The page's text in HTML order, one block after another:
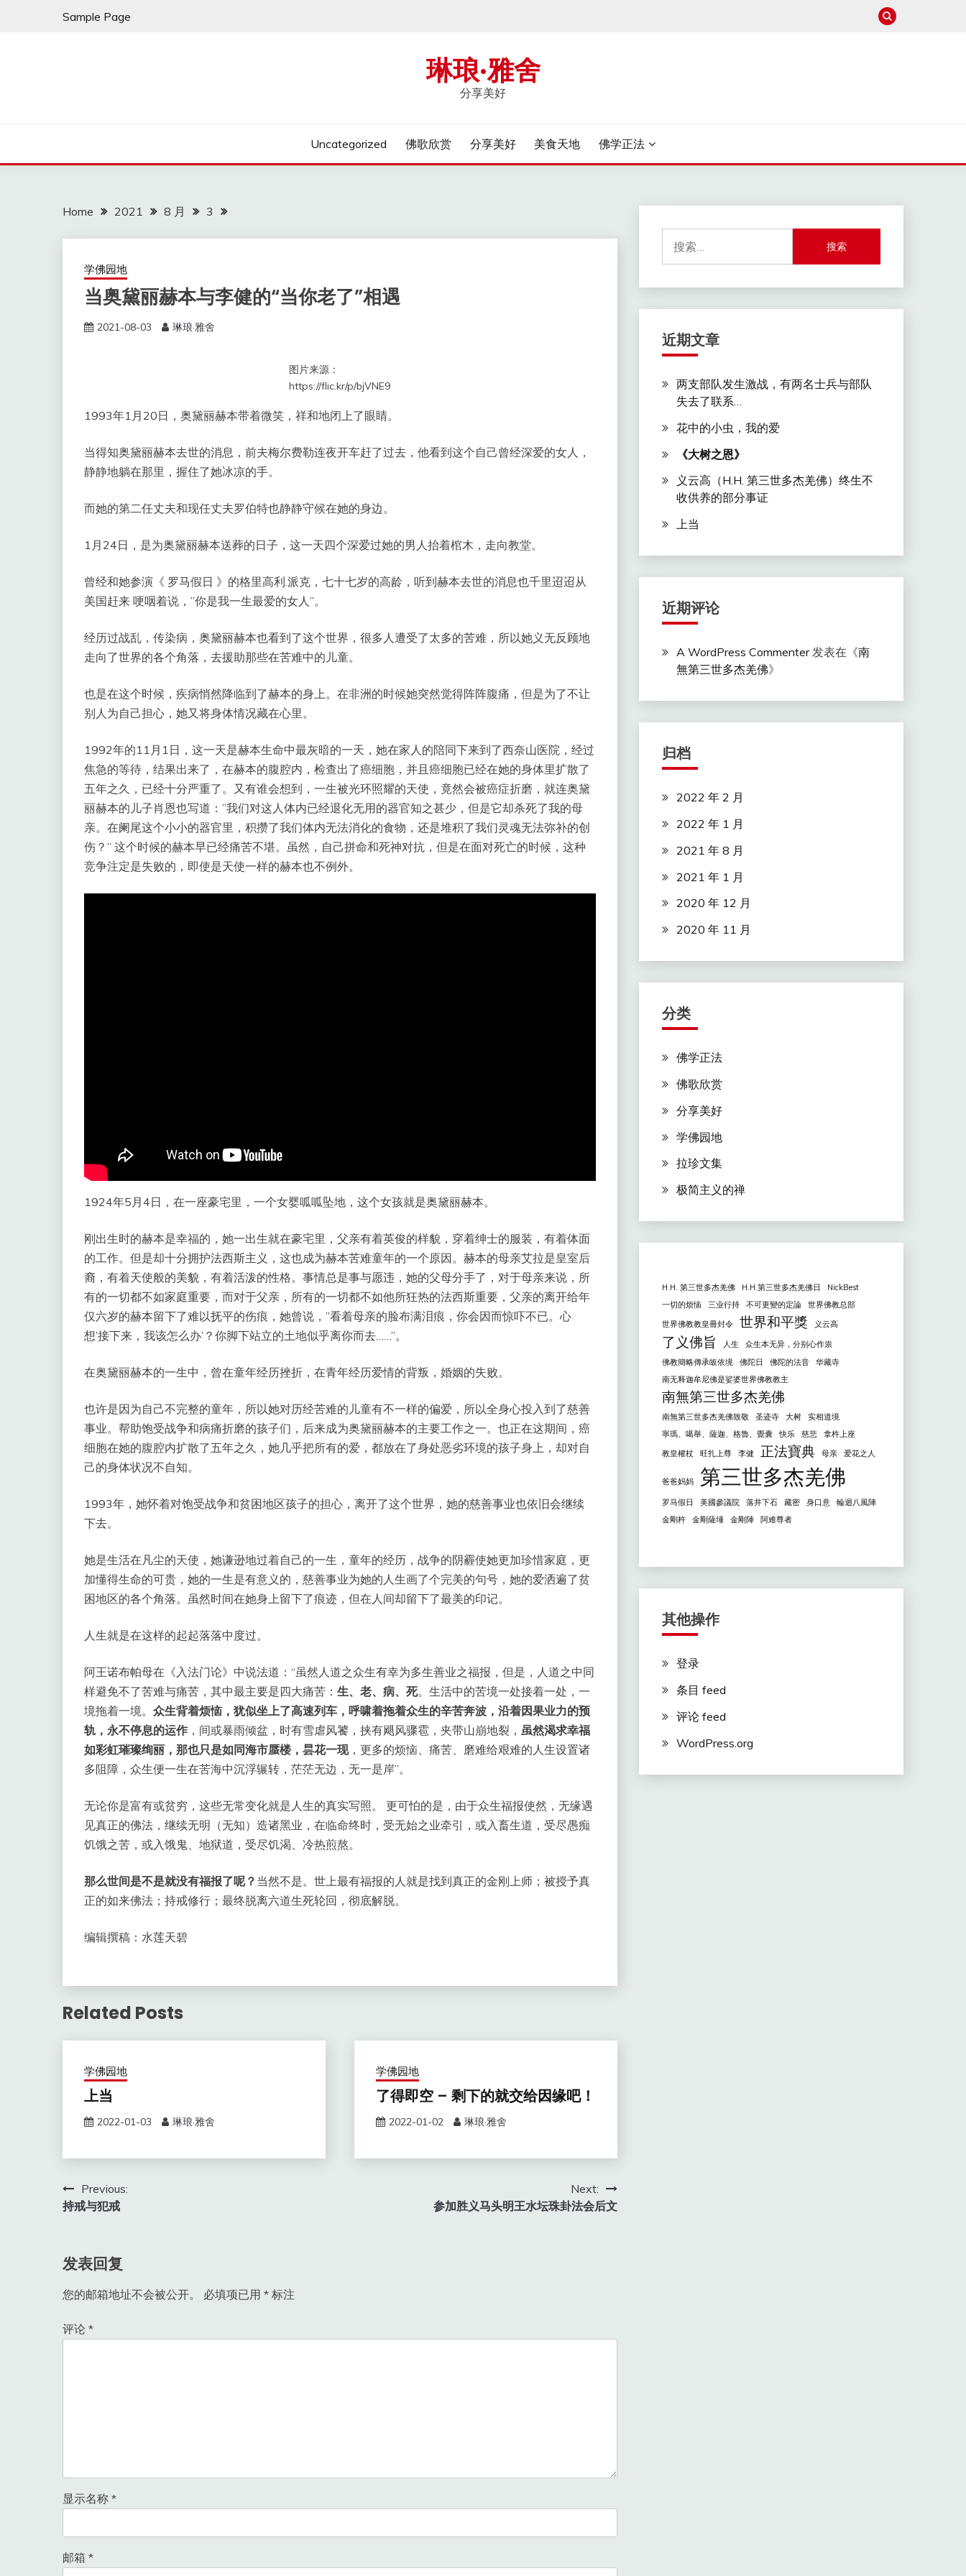
Sample Page
琳琅·雅舍
分享美好
Uncategorized 佛歌欣赏 分享美好 美食天地 佛学正法
Home 2021 8 月 3
学佛园地
当奥黛丽赫本与李健的“当你老了”相遇
2021-08-03 琳琅·雅舍
图片来源：
https://flic.kr/p/bjVNE9
1993年1月20日，奥黛丽赫本带着微笑，祥和地闭上了眼睛。
当得知奥黛丽赫本去世的消息，前夫梅尔费勒连夜开车赶了过去，他看到这个自己曾经深爱的女人，
静静地躺在那里，握住了她冰凉的手。
而她的第二任丈夫和现任丈夫罗伯特也静静守候在她的身边。
1月24日，是为奥黛丽赫本送葬的日子，这一天四个深爱过她的男人抬着棺木，走向教堂。
曾经和她参演《 罗马假日 》的格里高利.派克，七十七岁的高龄，听到赫本去世的消息也千里迢迢从
美国赶来 哽咽着说，”你是我一生最爱的女人”。
经历过战乱，传染病，奥黛丽赫本也看到了这个世界，很多人遭受了太多的苦难，所以她义无反顾地
走向了世界的各个角落，去援助那些在苦难中的儿童。
也是在这个时候，疾病悄然降临到了赫本的身上。在非洲的时候她突然觉得阵阵腹痛，但是为了不让
别人为自己担心，她又将身体情况藏在心里。
1992年的11月1日，这一天是赫本生命中最灰暗的一天，她在家人的陪同下来到了西奈山医院，经过
焦急的等待，结果出来了，在赫本的腹腔内，检查出了癌细胞，并且癌细胞已经在她的身体里扩散了
五年之久，已经十分严重了。又有谁会想到，一生被光环照耀的天使，竟然会被癌症折磨，就连奥黛
丽赫本的儿子肖恩也写道：”我们对这人体内已经退化无用的器官知之甚少，但是它却杀死了我的母
亲。在阑尾这个小小的器官里，积攒了我们体内无法消化的食物，还是堆积了我们灵魂无法弥补的创
伤？” 这个时候的赫本早已经痛苦不堪。虽然，自己拼命和死神对抗，但是在面对死亡的时候，这种
竞争注定是失败的，即使是天使一样的赫本也不例外。
1924年5月4日，在一座豪宅里，一个女婴呱呱坠地，这个女孩就是奥黛丽赫本。
刚出生时的赫本是幸福的，她一出生就在豪宅里，父亲有着英俊的样貌，穿着绅士的服装，有着体面
的工作。但是却十分拥护法西斯主义，这也成为赫本苦难童年的一个原因。赫本的母亲艾拉是皇室后
裔，有着天使般的美貌，有着活泼的性格。事情总是事与愿违，她的父母分手了，对于母亲来说，所
有的一切都不如家庭重要，而对于父亲，所有的一切都不如他所狂热的法西斯重要，父亲的离开给年
仅六岁的赫本留下了难以抚平的伤痕，她曾说，”看着母亲的脸布满泪痕，你会因而惊吓不已。心
想’接下来，我该怎么办’？你脚下站立的土地似乎离你而去……”。
在奥黛丽赫本的一生中，曾在童年经历挫折，在青年经历爱情的背叛，婚姻的失败。
也许是因为自己不完整的童年，所以她对历经苦难的儿童有不一样的偏爱，所以全身心投入到了慈善
事业。帮助饱受战争和病痛折磨的孩子们，后来成为奥黛丽赫本的主要工作之一。也正在这期间，癌
细胞在她的腹腔内扩散了五年之久，她几乎把所有的爱，都放在了身处恶劣环境的孩子身上，却对自
己的身体状况不自知。
1993年，她怀着对饱受战争和贫困地区孩子的担心，离开了这个世界，她的慈善事业也依旧会继续
下去。
她是生活在凡尘的天使，她谦逊地过着自己的一生，童年的经历，战争的阴霾使她更加珍惜家庭，更
加懂得生命的可贵，她的一生是有意义的，慈善事业为她的人生画了个完美的句号，她的爱洒遍了贫
困地区的各个角落。虽然时间在她身上留下了痕迹，但在人间却留下了最美的印记。
人生就是在这样的起起落落中度过。
阿王诺布帕母在《入法门论》中说法道：“虽然人道之众生有幸为多生善业之福报，但是，人道之中同
样避免不了苦难与痛苦，其中最主要是四大痛苦： 生、老、病、死。生活中的苦境一处接着一处，一
境拖着一境。 众生背着烦恼，犹似坐上了高速列车，呼啸着拖着众生的辛苦奔波，沿着因果业力的预
轨，永不停息的运作 ，间或暴雨倾盆，时有雪虐风饕，挟有飓风骤雹，夹带山崩地裂， 虽然渴求幸福
如彩虹璀璨绚丽，那也只是如同海市蜃楼，昙花一现，更多的烦恼、痛苦、磨难给艰难的人生设置诸
多阻障，众生便一生在苦海中沉浮辗转，茫茫无边，无一是岸”。
无论你是富有或贫穷，这些无常变化就是人生的真实写照。 更可怕的是，由于众生福报使然，无缘遇
见真正的佛法，继续无明（无知）造诸黑业，在临命终时，受无始之业牵引，或入畜生道，受尽愚痴
饥饿之苦，或入饿鬼、地狱道，受尽饥渴、冷热煎熬。
那么世间是不是就没有福报了呢？ 当然不是。世上最有福报的人就是找到真正的金刚上师；被授予真
正的如来佛法；持戒修行；最终脱离六道生死轮回，彻底解脱。
编辑撰稿：水莲天碧
Related Posts
学佛园地
上当
2022-01-03 琳琅·雅舍
学佛园地
了得即空 – 剩下的就交给因缘吧！
2022-01-02 琳琅·雅舍
文
章
航
Previous:
持戒与犯戒
Next:
参加胜义马头明王水坛珠卦法会后文
发表回复
您的邮箱地址不会被公开。 必填项已用 * 标注
评论 *
显示名称 *
邮箱 *
索：
近期文章
两支部队发生激战，有两名士兵与部队
失去了联系…
花中的小虫，我的爱
《大树之恩》
义云高（H.H. 第三世多杰羌佛）终生不
收供养的部分事证
上当
近期评论
A WordPress Commenter发表在《南
無第三世多杰羌佛》
归档
2022 年 2 月
2022 年 1 月
2021 年 8 月
2021 年 1 月
2020 年 12 月
2020 年 11 月
分类
佛学正法
佛歌欣赏
分享美好
学佛园地
拉珍文集
极简主义的禅
H.H. 第三世多杰羌佛 H.H.第三世多杰羌佛日
NickBest
一切的烦恼
三业行持 不可更變的定論
世界佛教总部
世界佛教教皇冊封令
世界和平獎 义云高
了义佛旨 人生
众生本无异，分别心作祟
佛教簡略傳承皈依境
佛陀日 佛陀的法音
华藏寺
南无释迦牟尼佛是娑婆世界佛教教主
南無第三世多杰羌佛
南無第三世多杰羌佛致敬 圣迹寺 大树
实相道境
寧瑪、噶舉、薩迦、格魯、覺囊
快乐 慈悲
拿杵上座
教皇權杖
旺扎上尊 李健 正法寶典 母亲 爱花之人
爸爸妈妈 第三世多杰羌佛
罗马假日 美國參議院 落井下石 藏密 身口意
輪迴八風陣
金剛杵
金剛薩埵 金剛陣 阿难尊者
其他操作
登录
条目 feed
评论 feed
WordPress.org